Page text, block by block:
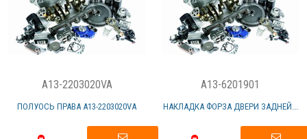
A13-2203020VA
ПОЛУОСЬ ПРАВА А13-2203020VА
A13-6201901
НАКЛАДКА ФОРЗА ДВЕРИ ЗАДНЕЙ...